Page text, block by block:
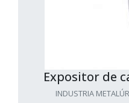
Expositor de
INDUSTRIA